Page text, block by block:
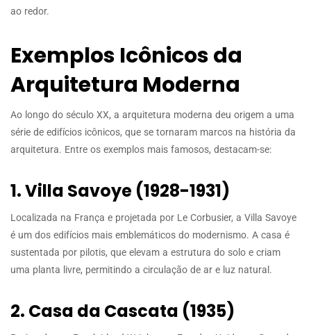
ao redor.
Exemplos Icônicos da
Arquitetura Moderna
Ao longo do século XX, a arquitetura moderna deu origem a uma
série de edifícios icônicos, que se tornaram marcos na história da
arquitetura. Entre os exemplos mais famosos, destacam-se:
1. Villa Savoye (1928-1931)
Localizada na França e projetada por Le Corbusier, a Villa Savoye
é um dos edifícios mais emblemáticos do modernismo. A casa é
sustentada por pilotis, que elevam a estrutura do solo e criam
uma planta livre, permitindo a circulação de ar e luz natural.
2. Casa da Cascata (1935)